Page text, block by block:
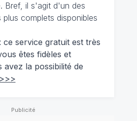
Bref, il s'agit d'un des
plus complets disponibles
ce service gratuit est très
êtes fidèles et
avez la possibilité de